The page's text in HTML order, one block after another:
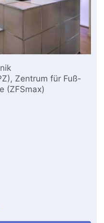
Zentrum für Fuß-
(ZFSmax)